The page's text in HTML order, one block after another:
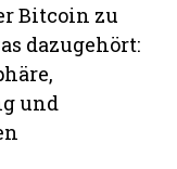
Bitcoin zu
dazugehört:
und